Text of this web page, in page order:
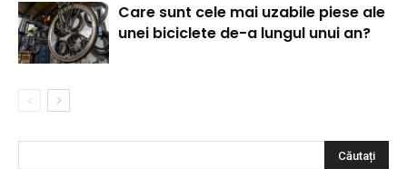
Care sunt cele mai uzabile piese ale
unei biciclete de-a lungul unui an?